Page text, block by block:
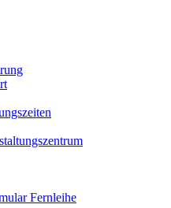
Fernleihe